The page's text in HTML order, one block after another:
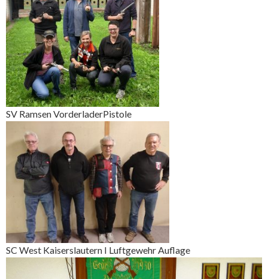
SV Ramsen VorderladerPistole
SC West Kaiserslautern I Luftgewehr Auflage